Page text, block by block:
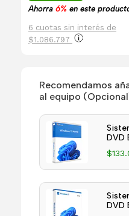
Ahorra 6% en este
6 cuotas sin interés de
$1.086.797
Recomendamos
al equipo
DVD
DVD